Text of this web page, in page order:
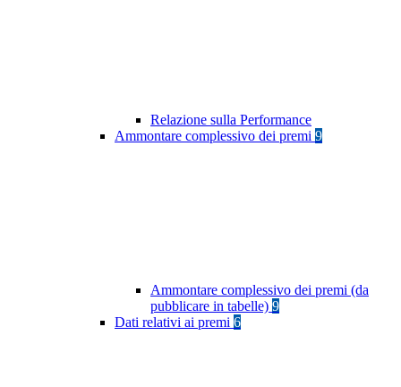
Relazione sulla Performance
Ammontare complessivo dei premi 9
Ammontare complessivo dei premi (da
pubblicare in tabelle) 9
Dati relativi ai premi 6